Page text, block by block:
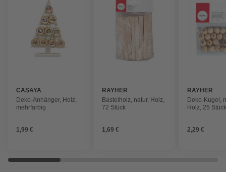
CASAYA
Deko-Anhänger, Holz,
mehrfarbig
1,99 €
RAYHER
Bastelholz, natur, Holz,
72 Stück
1,69 €
RAYHER
Deko-Kugel,
Holz, 25
2,29 €